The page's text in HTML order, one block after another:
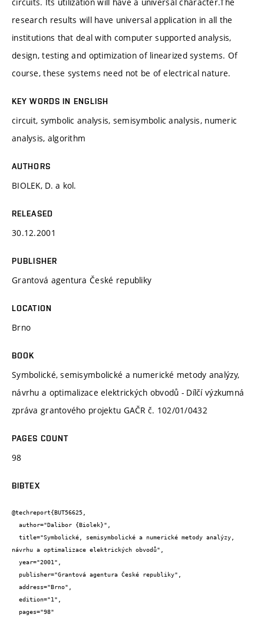
research results will have universal application in all the
institutions that deal with computer supported analysis,
design, testing and optimization of linearized systems. Of
course, these systems need not be of electrical nature.
KEY WORDS IN ENGLISH
circuit, symbolic analysis, semisymbolic analysis, numeric
analysis, algorithm
AUTHORS
BIOLEK, D. a kol.
RELEASED
30.12.2001
PUBLISHER
Grantová agentura České republiky
LOCATION
Brno
BOOK
Symbolické, semisymbolické a numerické metody analýzy,
návrhu a optimalizace elektrických obvodů - Dílčí výzkumná
zpráva grantového projektu GAČR č. 102/01/0432
PAGES COUNT
98
BIBTEX
@techreport{BUT56625,
návrhu a optimalizace elektrických obvodů",